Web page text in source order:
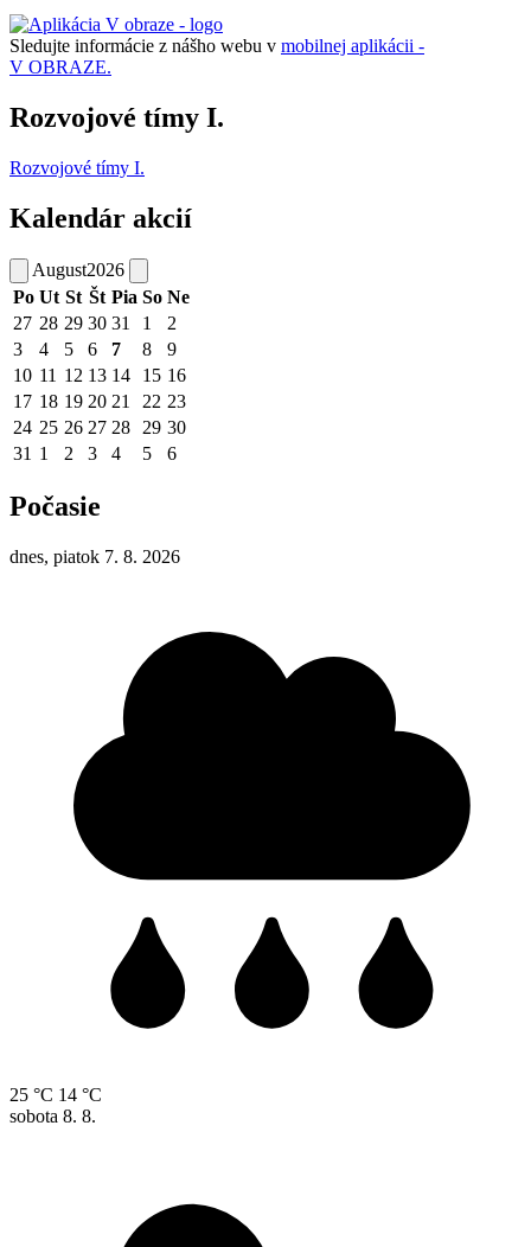
Sledujte informácie z nášho webu v mobilnej aplikácii -
V OBRAZE.
Rozvojové tímy I.
Rozvojové tímy I.
Kalendár akcií
August2026
Po Ut St Št Pia So Ne
27 28 29 30 31 1
2
3
4 5 6 7 8
9
10 11 12 13 14 15 16
17 18 19 20 21 22 23
24 25 26 27 28 29 30
31 1 2 3 4 5 6
Počasie
dnes, piatok 7. 8. 2026
25 °C 14 °C
sobota 8. 8.